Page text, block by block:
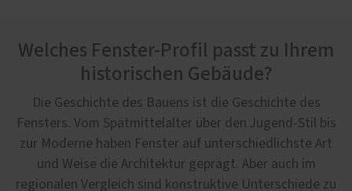
Welches Fenster-Profil passt zu Ihrem
historischen Gebäude?
Die Geschichte des Bauens ist die Geschichte des
Fensters. Vom Spätmittelalter über den Jugend-Stil bis
zur Moderne haben Fenster auf unterschiedlichste Art
und Weise die Architektur geprägt. Aber auch im
regionalen Vergleich sind konstruktive Unterschiede zu